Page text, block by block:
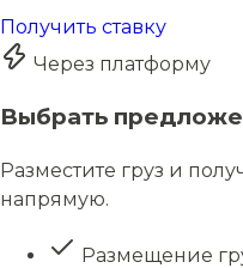
Получить ставку
Через платформу
Выбрать
Разместите груз и
напрямую.
Размещение